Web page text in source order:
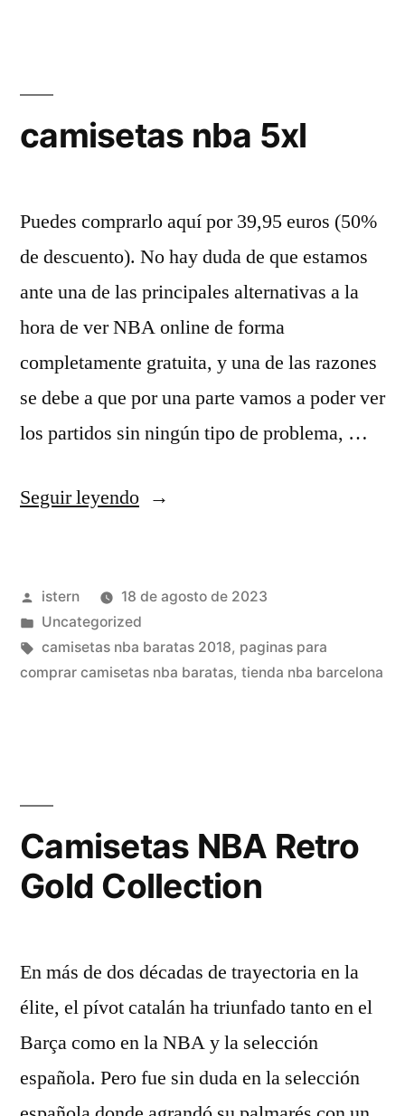
camisetas nba 5xl
Puedes comprarlo aquí por 39,95 euros (50%
de descuento). No hay duda de que estamos
ante una de las principales alternativas a la
hora de ver NBA online de forma
completamente gratuita, y una de las razones
se debe a que por una parte vamos a poder ver
los partidos sin ningún tipo de problema, …
Seguir leyendo«camisetas
Publicado
por
istern
18 de agosto de 2023
Publicado
en
Uncategorized
Etiquetas:
camisetas nba baratas 2018, paginas para
comprar camisetas nba baratas, tienda nba barcelona
Camisetas NBA Retro
Gold Collection
En más de dos décadas de trayectoria en la
élite, el pívot catalán ha triunfado tanto en el
Barça como en la NBA y la selección
española. Pero fue sin duda en la selección